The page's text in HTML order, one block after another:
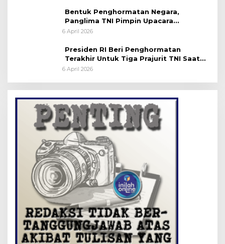
Bentuk Penghormatan Negara,
Panglima TNI Pimpin Upacara
Pemakaman Militer
6 April 2026
Presiden RI Beri Penghormatan
Terakhir Untuk Tiga Prajurit TNI Saat
Persemayaman di Bandara Soekarno-
6 April 2026